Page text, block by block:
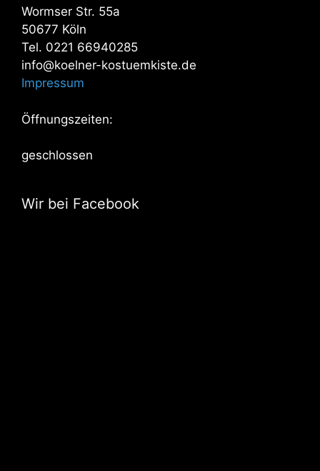
Wormser Str. 55a
50677 Köln
Tel. 0221 66940285
info@koelner-kostuemkiste.de
Impressum
Öffnungszeiten:
geschlossen
Wir bei Facebook